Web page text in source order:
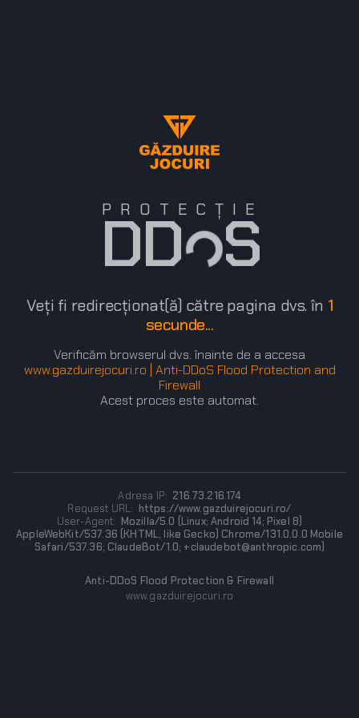
PROTECȚIE
DD S
Veți fi redirecționat(ă) către pagina dvs. în 1
secunde...
Verificăm browserul dvs. înainte de a accesa
www.gazduirejocuri.ro | Anti-DDoS Flood Protection and
Firewall
Acest proces este automat.
Adresa IP: 216.73.216.174
Request URL: https://www.gazduirejocuri.ro/
User-Agent: Mozilla/5.0 (Linux; Android 14; Pixel 8)
AppleWebKit/537.36 (KHTML, like Gecko) Chrome/131.0.0.0 Mobile
Safari/537.36; ClaudeBot/1.0; +claudebot@anthropic.com)
Anti-DDoS Flood Protection & Firewall
www.gazduirejocuri.ro